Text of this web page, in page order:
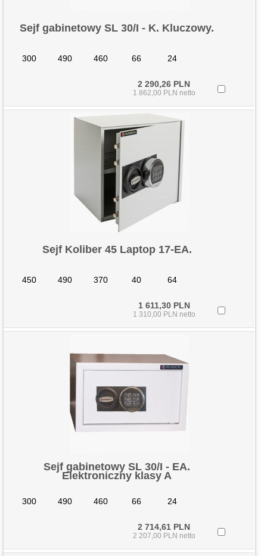
Sejf gabinetowy SL 30/I - K. Kluczowy.
300 490 460 66 24
2 290,26 PLN
1 862,00 PLN netto
Sejf Koliber 45 Laptop 17-EA.
450 490 370 40 64
1 611,30 PLN
1 310,00 PLN netto
Sejf gabinetowy SL 30/I - EA.
Elektroniczny klasy A
300 490 460 66 24
2 714,61 PLN
2 207,00 PLN netto